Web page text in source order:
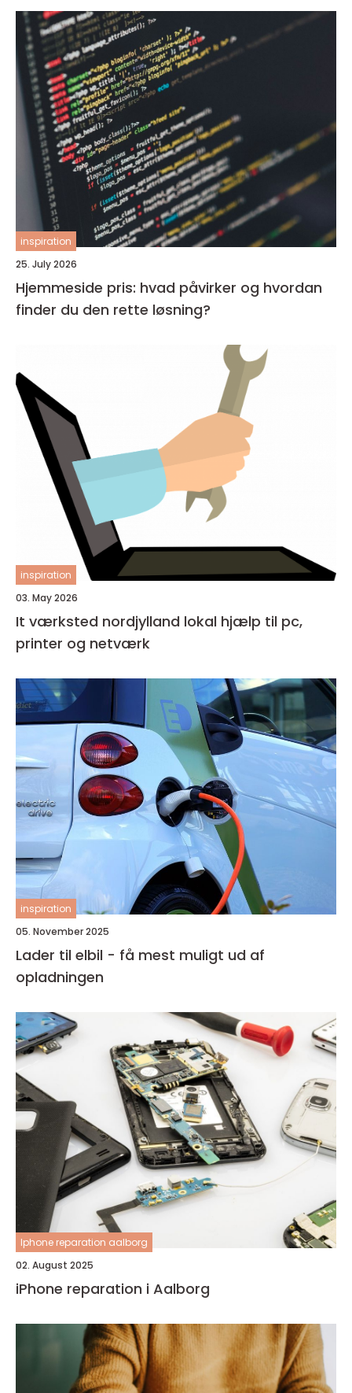
inspiration
25. July 2026
Hjemmeside pris: hvad påvirker og hvordan
finder du den rette løsning?
inspiration
03. May 2026
It værksted nordjylland lokal hjælp til pc,
printer og netværk
inspiration
05. November 2025
Lader til elbil - få mest muligt ud af
opladningen
Iphone reparation aalborg
02. August 2025
iPhone reparation i Aalborg